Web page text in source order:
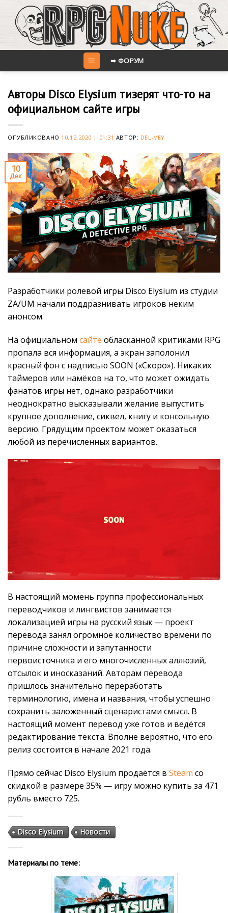
content
➥ ФОРУМ
Авторы Disco Elysium тизерят что-то на
официальном сайте игры
ОПУБЛИКОВАНО 10.12.2020 | 01:31 АВТОР: DEL-VEY
10
Дек
Разработчики ролевой игры Disco Elysium из студии
ZA/UM начали поддразнивать игроков неким
анонсом.
На официальном сайте обласканной критиками RPG
пропала вся информация, а экран заполонил
красный фон с надписью SOON («Скоро»). Никаких
таймеров или намёков на то, что может ожидать
фанатов игры нет, однако разработчики
неоднократно высказывали желание выпустить
крупное дополнение, сиквел, книгу и консольную
версию. Грядущим проектом может оказаться
любой из перечисленных вариантов.
В настоящий момень группа профессиональных
переводчиков и лингвистов занимается
локализацией игры на русский язык — проект
перевода занял огромное количество времени по
причине сложности и запутанности
первоисточника и его многочисленных аллюзий,
отсылок и иносказаний. Авторам перевода
пришлось значительно переработать
терминологию, имена и названия, чтобы успешно
сохранить заложенный сценаристами смысл. В
настоящий момент перевод уже готов и ведётся
редактирование текста. Вполне вероятно, что его
релиз состоится в начале 2021 года.
Прямо сейчас Disco Elysium продаётся в Steam со
скидкой в размере 35% — игру можно купить за 471
рубль вместо 725.
Disco Elysium Новости
Материалы по теме: